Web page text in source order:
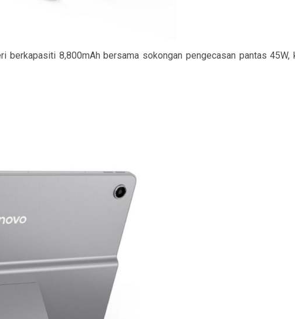
berkapasiti 8,800mAh bersama sokongan pengecasan pantas 45W,